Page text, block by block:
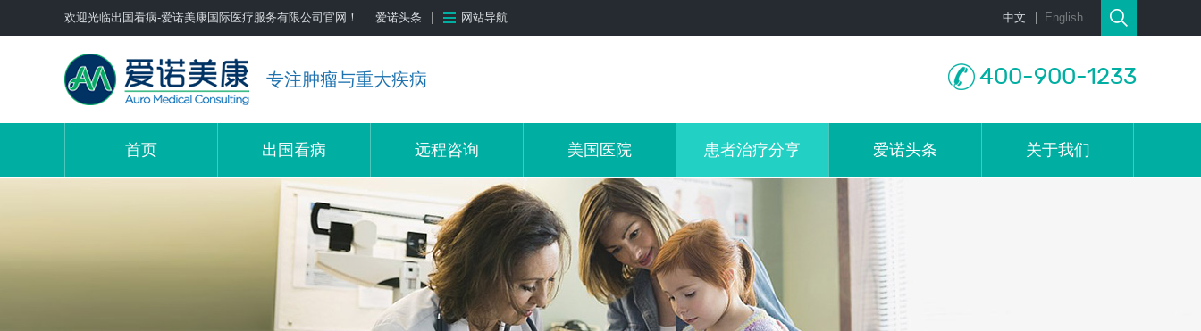
欢迎光临出国看病-爱诺美康国际医疗服务有限公司官网！ 爱诺头条 网站导航 中文 English
专注肿瘤与重大疾病 400-900-1233
首页 出国看病 远程咨询 美国医院 患者治疗分享 爱诺头条 关于我们